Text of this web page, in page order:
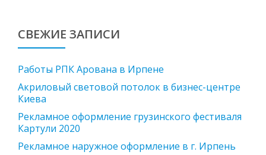
СВЕЖИЕ ЗАПИСИ
Работы РПК Арована в Ирпене
Акриловый световой потолок в бизнес-центре
Киева
Рекламное оформление грузинского фестиваля
Картули 2020
Рекламное наружное оформление в г. Ирпень